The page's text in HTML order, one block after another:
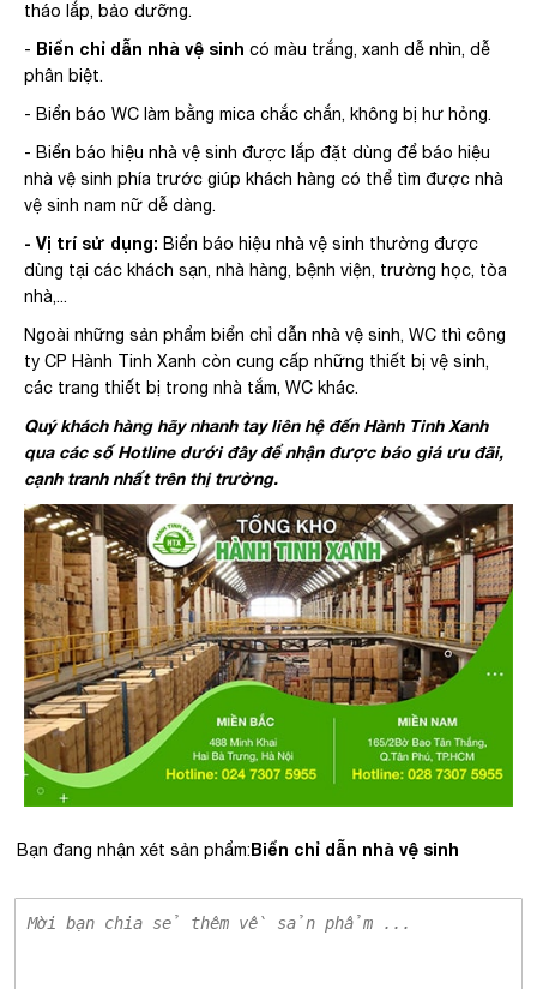
tháo lắp, bảo dưỡng.
- Biển chỉ dẫn nhà vệ sinh có màu trắng, xanh dễ nhìn, dễ
phân biệt.
- Biển báo WC làm bằng mica chắc chắn, không bị hư hỏng.
- Biển báo hiệu nhà vệ sinh được lắp đặt dùng để báo hiệu
nhà vệ sinh phía trước giúp khách hàng có thể tìm được nhà
vệ sinh nam nữ dễ dàng.
- Vị trí sử dụng: Biển báo hiệu nhà vệ sinh thường được
dùng tại các khách sạn, nhà hàng, bệnh viện, trường học, tòa
nhà,...
Ngoài những sản phẩm biển chỉ dẫn nhà vệ sinh, WC thì công
ty CP Hành Tinh Xanh còn cung cấp những thiết bị vệ sinh,
các trang thiết bị trong nhà tắm, WC khác.
Quý khách hàng hãy nhanh tay liên hệ đến Hành Tinh Xanh
qua các số Hotline dưới đây để nhận được báo giá ưu đãi,
cạnh tranh nhất trên thị trường.
Bạn đang nhận xét sản phẩm:Biển chỉ dẫn nhà vệ sinh